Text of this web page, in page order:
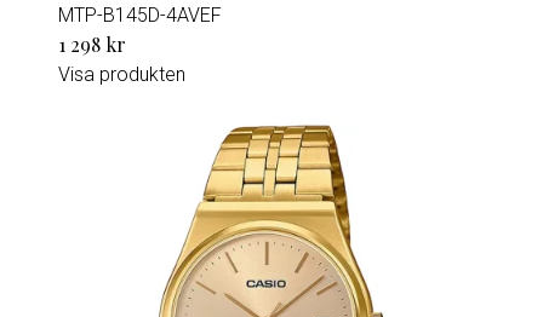
MTP-B145D-4AVEF
1 298 kr
Visa produkten